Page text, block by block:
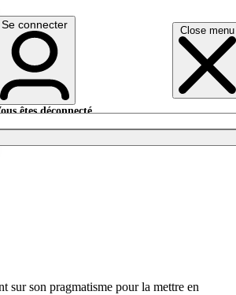
Close menu
English
Deutsch
Se connecter
êtes déconnecté.
sur son pragmatisme pour la mettre en